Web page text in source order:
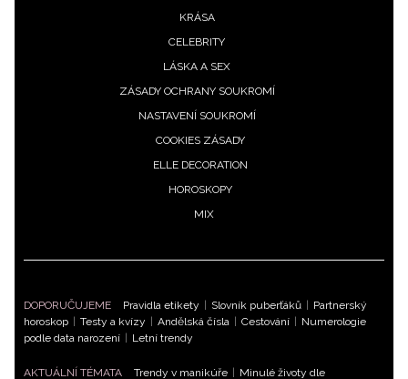
KRÁSA
CELEBRITY
LÁSKA A SEX
ZÁSADY OCHRANY SOUKROMÍ
NASTAVENÍ SOUKROMÍ
COOKIES ZÁSADY
ELLE DECORATION
HOROSKOPY
MIX
DOPORUČUJEME Pravidla etikety Slovník puberťáků
Partnerský
horoskop
Testy a kvízy Andělská čísla Cestování
Numerologie
podle data narození
Letní trendy
AKTUÁLNÍ TÉMATA Trendy v manikúře
Minulé životy dle